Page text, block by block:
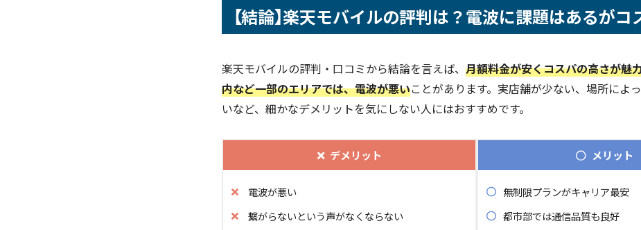
楽天モバイルの料金プランは「Rakuten最強プラン」と「Rakuten最強U-NEXT」2つのみ
Rakuten Linkで国内通話が無料
評判からわかる楽天モバイルのデメリット
2026年も電波が悪い・繋がらないという声がなくならない
Rakuten Linkの通話品質がやや劣る
キャンペーンの適用条件がわかりにくい
評判からわかる楽天モバイルのメリット
都市部では通信品質も良好
Rakuten Linkなら通話料がかからない
【結論】楽天モバイルの評判は？電波に課題はあるがコ
楽天モバイルの評判・口コミから結論を言えば、 月額料金が安くコスパの高さが魅
内など一部のエリアでは、電波が悪いことがあります。実店舗が少ない、場所によ
いなど、細かなデメリットを気にしない人にはおすすめです。
デメリット
電波が悪い
繋がらないという声がなくならない
メリット
無制限プランがキャリア最安
都市部では通信品質も良好